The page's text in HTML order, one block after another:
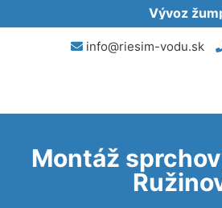
Vývoz
info@riesim-vodu.sk
Montáž